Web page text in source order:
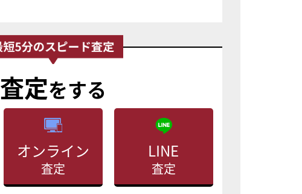
査定をする
オンライン
査定
LINE
査定